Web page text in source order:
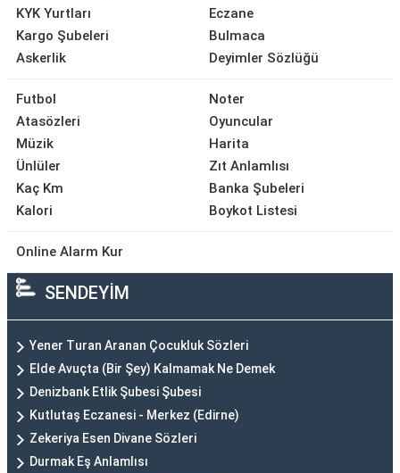
KYK Yurtları
Kargo Şubeleri
Askerlik
Eczane
Bulmaca
Deyimler Sözlüğü
Futbol
Atasözleri
Müzik
Ünlüler
Kaç Km
Kalori
Noter
Oyuncular
Harita
Zıt Anlamlısı
Banka Şubeleri
Boykot Listesi
Online Alarm Kur
SENDEYİM
Yener Turan Aranan Çocukluk Sözleri
Elde Avuçta (Bir Şey) Kalmamak Ne Demek
Denizbank Etlik Şubesi Şubesi
Kutlutaş Eczanesi - Merkez (Edirne)
Zekeriya Esen Divane Sözleri
Durmak Eş Anlamlısı